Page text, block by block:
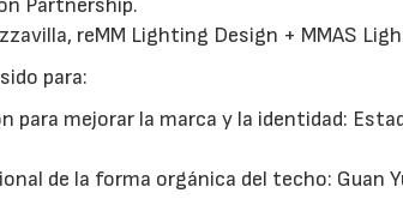
Partnership.
reMM Lighting Design + MMAS
para:
para mejorar la marca y la identidad:
de la forma orgánica del techo: Guan